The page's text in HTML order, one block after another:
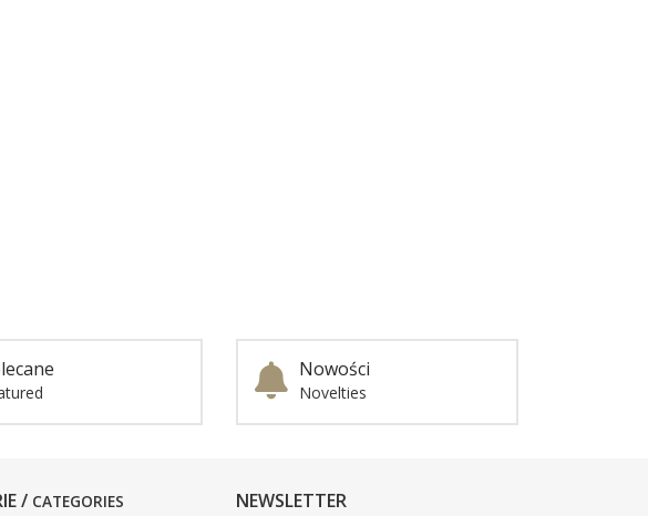
Nowości
Novelties
/ CATEGORIES NEWSLETTER